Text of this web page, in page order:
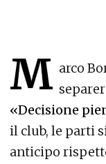
M arco
«Decisione
il club, le parti
anticipo